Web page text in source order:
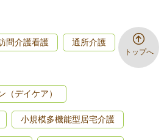
トップへ
問介護看護 通所介護
（デイケア）
小規模多機能型居宅介護